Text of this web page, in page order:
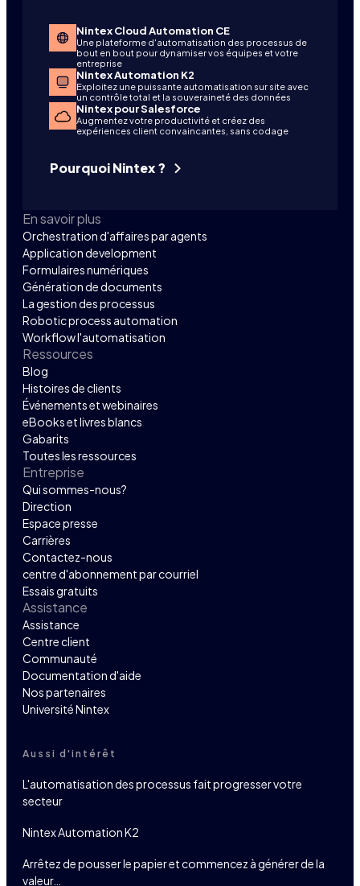
Nintex Cloud Automation CE
Une plateforme d'automatisation des processus de
bout en bout pour dynamiser vos équipes et votre
entreprise
Nintex Automation K2
Exploitez une puissante automatisation sur site avec
un contrôle total et la souveraineté des données
Nintex pour Salesforce
Augmentez votre productivité et créez des
expériences client convaincantes, sans codage
Pourquoi Nintex ?
En savoir plus
Orchestration d'affaires par agents
Application development
Formulaires numériques
Génération de documents
La gestion des processus
Robotic process automation
Workflow l'automatisation
Ressources
Blog
Histoires de clients
Événements et webinaires
eBooks et livres blancs
Gabarits
Toutes les ressources
Entreprise
Qui sommes-nous?
Direction
Espace presse
Carrières
Contactez-nous
centre d'abonnement par courriel
Essais gratuits
Assistance
Assistance
Centre client
Communauté
Documentation d'aide
Nos partenaires
Université Nintex
Aussi d'intérêt
L'automatisation des processus fait progresser votre
secteur
Nintex Automation K2
Arrêtez de pousser le papier et commencez à générer de la
valeur…